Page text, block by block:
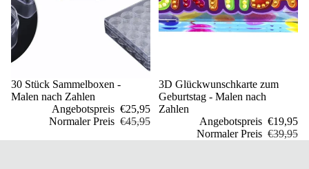
Sale
30 Stück Sammelboxen -
Malen nach Zahlen
Angebotspreis €25,95
Normaler Preis €45,95
Sale
3D Glückwunschkarte zum
Geburtstag - Malen nach
Zahlen
Angebotspreis €19,95
Normaler Preis €39,95